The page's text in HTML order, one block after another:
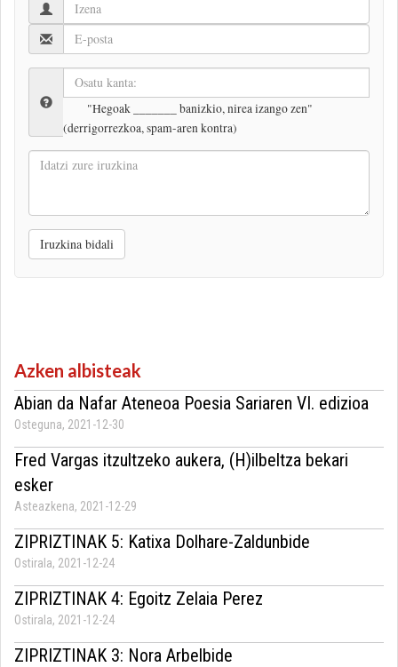
"Hegoak _______ banizkio, nirea izango zen"
(derrigorrezkoa, spam-aren kontra)
Idatzi
Iruzkina bidali
Azken albisteak
Abian da Nafar Ateneoa Poesia Sariaren VI. edizioa
Osteguna, 2021-12-30
Fred Vargas itzultzeko aukera, (H)ilbeltza bekari
esker
Asteazkena, 2021-12-29
ZIPRIZTINAK 5: Katixa Dolhare-Zaldunbide
Ostirala, 2021-12-24
ZIPRIZTINAK 4: Egoitz Zelaia Perez
Ostirala, 2021-12-24
ZIPRIZTINAK 3: Nora Arbelbide